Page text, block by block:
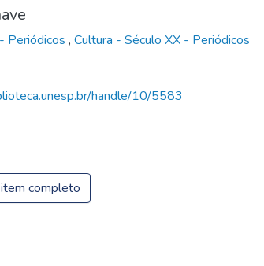
Periódicos , Cultura - Século XX - Periódicos
handle/10/5583
completo